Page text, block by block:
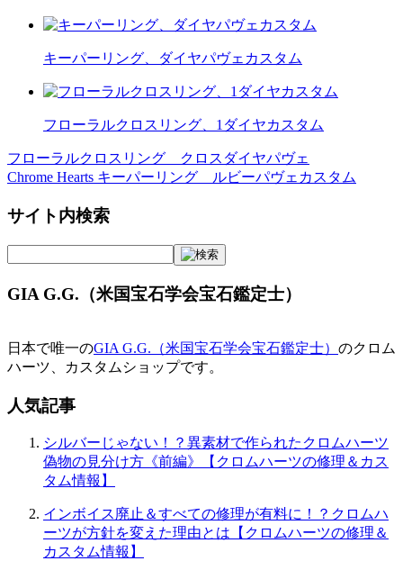
キーパーリング、ダイヤパヴェカスタム
フローラルクロスリング、1ダイヤカスタム
投
稿
ナ
ビ
ー
シ
ョ
ン
フローラルクロスリング クロスダイヤパヴェ
Chrome Hearts キーパーリング ルビーパヴェカスタム
サイト内検索
GIA G.G.（米国宝石学会宝石鑑定士）
日本で唯一のGIA G.G.（米国宝石学会宝石鑑定士） のクロム
ハーツ、カスタムショップです。
人気記事
シルバーじゃない！？異素材で作られたクロムハーツ
偽物の見分け方《前編》【クロムハーツの修理＆カス
タム情報】
インボイス廃止＆すべての修理が有料に！？クロムハ
ーツが方針を変えた理由とは【クロムハーツの修理＆
カスタム情報】